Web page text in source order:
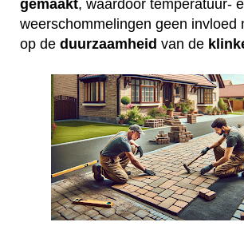
gemaakt, waardoor temperatuur-
weerschommelingen geen invloed
op de duurzaamheid van de